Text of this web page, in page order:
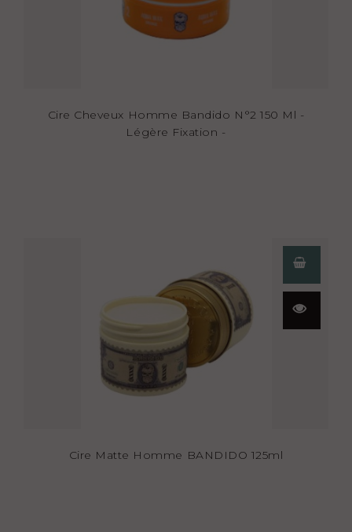
Cire Cheveux Homme Bandido N°2 150 Ml -
Légère Fixation -
Cire Matte Homme BANDIDO 125ml